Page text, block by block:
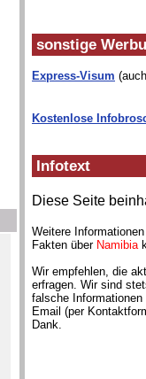
sonstige
Express-Visum
Kostenlose
Infotext
Diese Seite
Weitere
Fakten über Namibia
Wir empfehlen, die
erfragen. Wir sind
falsche
Email (per
Dank.